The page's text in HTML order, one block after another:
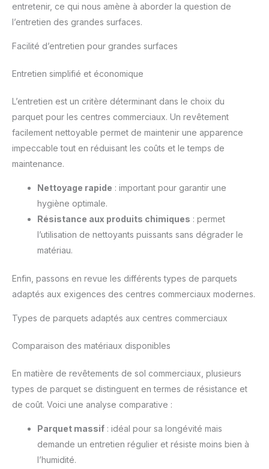
entretenir, ce qui nous amène à aborder la question de
l’entretien des grandes surfaces.
Facilité d’entretien pour grandes surfaces
Entretien simplifié et économique
L’entretien est un critère déterminant dans le choix du
parquet pour les centres commerciaux. Un revêtement
facilement nettoyable permet de maintenir une apparence
impeccable tout en réduisant les coûts et le temps de
maintenance.
Nettoyage rapide : important pour garantir une
hygiène optimale.
Résistance aux produits chimiques : permet
l’utilisation de nettoyants puissants sans dégrader le
matériau.
Enfin, passons en revue les différents types de parquets
adaptés aux exigences des centres commerciaux modernes.
Types de parquets adaptés aux centres commerciaux
Comparaison des matériaux disponibles
En matière de revêtements de sol commerciaux, plusieurs
types de parquet se distinguent en termes de résistance et
de coût. Voici une analyse comparative :
Parquet massif : idéal pour sa longévité mais
demande un entretien régulier et résiste moins bien à
l’humidité.